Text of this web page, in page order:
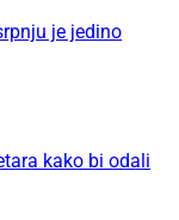
je jedino
kako bi odali